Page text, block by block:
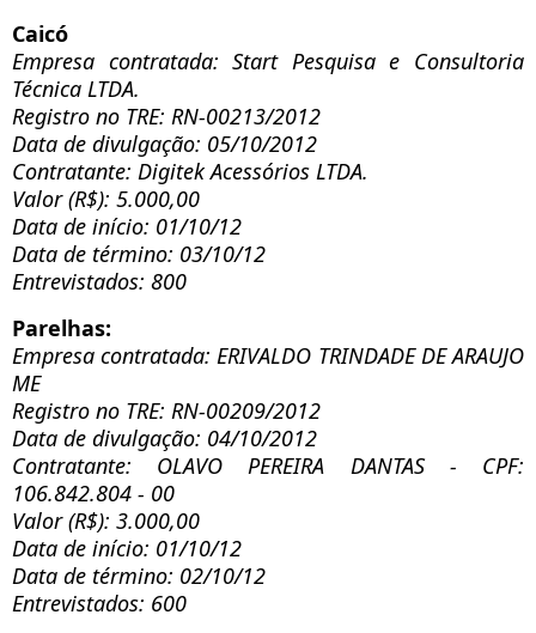
Caicó
Empresa contratada: Start Pesquisa e Consultoria
Técnica LTDA.
Registro no TRE: RN-00213/2012
Data de divulgação: 05/10/2012
Contratante: Digitek Acessórios LTDA.
Valor (R$): 5.000,00
Data de início: 01/10/12
Data de término: 03/10/12
Entrevistados: 800
Parelhas:
Empresa contratada: ERIVALDO TRINDADE DE ARAUJO
ME
Registro no TRE: RN-00209/2012
Data de divulgação: 04/10/2012
Contratante: OLAVO PEREIRA DANTAS - CPF:
106.842.804 - 00
Valor (R$): 3.000,00
Data de início: 01/10/12
Data de término: 02/10/12
Entrevistados: 600